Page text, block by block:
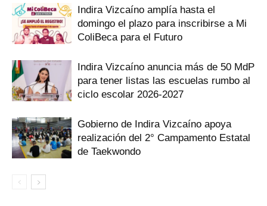
Indira Vizcaíno amplía hasta el
domingo el plazo para inscribirse a Mi
ColiBeca para el Futuro
Indira Vizcaíno anuncia más de 50 MdP
para tener listas las escuelas rumbo al
ciclo escolar 2026-2027
Gobierno de Indira Vizcaíno apoya
realización del 2° Campamento Estatal
de Taekwondo